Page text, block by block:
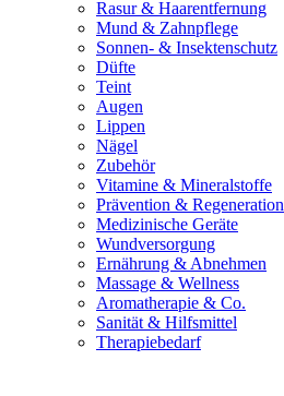
Rasur & Haarentfernung
Mund & Zahnpflege
Sonnen- & Insektenschutz
Düfte
Teint
Augen
Lippen
Nägel
Zubehör
Vitamine & Mineralstoffe
Prävention & Regeneration
Medizinische Geräte
Wundversorgung
Ernährung & Abnehmen
Massage & Wellness
Aromatherapie & Co.
Sanität & Hilfsmittel
Therapiebedarf